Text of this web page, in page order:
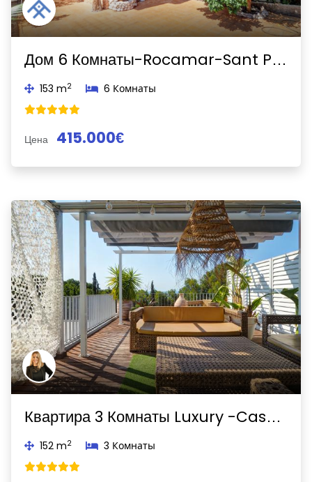
Дом 6 Комнаты-Rocamar-Sant Pere de Ribes
153 m2 6 Комнаты
Цена 415.000€
Previous Next
Квартира 3 Комнаты Luxury -Cases del Mar - Blaumar-Sant Pere de Ribes
152 m2 3 Комнаты